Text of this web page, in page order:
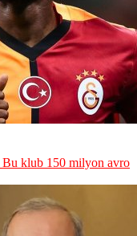
Bu klub 150 milyon avro